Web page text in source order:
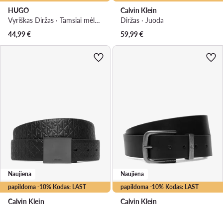
HUGO
Vyriškas Diržas · Tamsiai mėlyna
44,99€
Calvin Klein
Diržas · Juoda
59,99€
papildoma -10% Kodas: LAST
Naujiena
Calvin Klein
papildoma -10% Kodas: LAST
Naujiena
Calvin Klein